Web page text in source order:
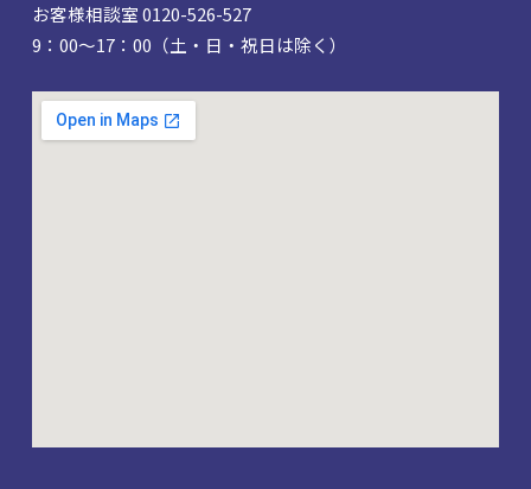
お客様相談室 0120-526-527
9：00～17：00（土・日・祝日は除く）